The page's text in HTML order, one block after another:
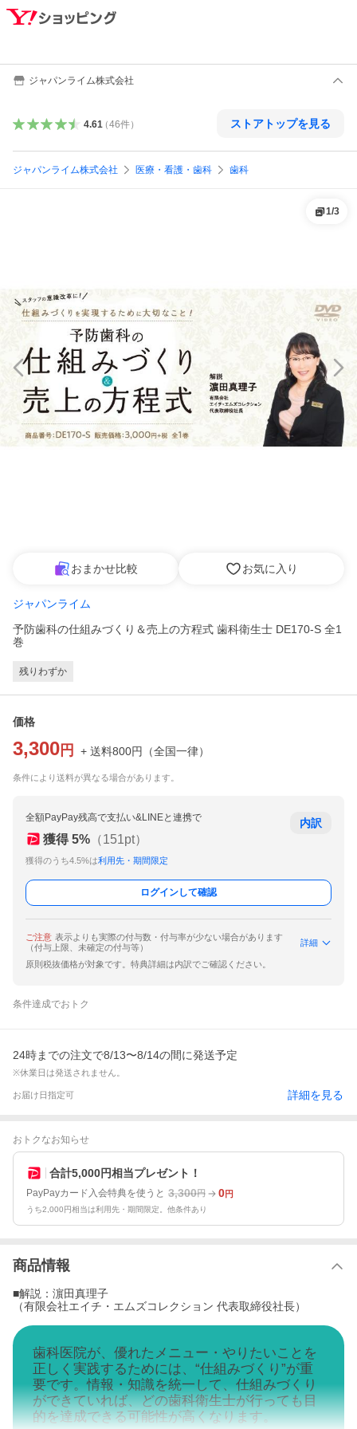
ジャパンライム株式会社
4.61（46件） ストアトップを見る
ジャパンライム株式会社 医療・看護・歯科 歯科
1/3
おまかせ比較 お気に入り
ジャパンライム
予防歯科の仕組みづくり＆売上の方程式 歯科衛生士 DE170-S 全1
巻
残りわずか
価格
3,300 円 + 送料800円 （全国一律）
条件により送料が異なる場合があります。
全額PayPay残高で支払い&LINEと連携で
獲得 5% （151pt）
獲得のうち4.5%は利用先・期間限定
内訳
ログインして確認
ご注意 表示よりも実際の付与数・付与率が少ない場合があります
（付与上限、未確定の付与等）
詳細
原則税抜価格が対象です。特典詳細は内訳でご確認ください。
条件達成でおトク
24時までの注文で8/13〜8/14の間に発送予定
※休業日は発送されません。
お届け日指定可 詳細を見る
おトクなお知らせ
合計5,000円相当プレゼント！
PayPayカード入会特典を使うと 3,300円 0円
うち2,000円相当は利用先・期間限定。他条件あり
商品情報
■解説：濵田真理子
（有限会社エイチ・エムズコレクション 代表取締役社長）
歯科医院が、優れたメニュー・やりたいことを
正しく実践するためには、“仕組みづくり”が重
要です。情報・知識を統一して、仕組みづくり
ができていれば、どの歯科衛生士が行っても目
的を達成できる可能性が高くなります。